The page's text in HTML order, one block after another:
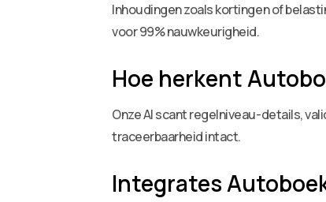
Inhoudingen zoals kortingen of
voor 99% nauwkeurigheid.
Hoe herkent
Onze AI scant regelniveau-details,
traceerbaarheid intact.
Integrates